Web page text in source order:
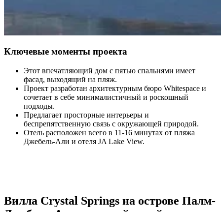
Ключевые моменты проекта
Этот впечатляющий дом с пятью спальнями имеет
фасад, выходящий на пляж.
Проект разработан архитектурным бюро Whitespace и
сочетает в себе минималистичный и роскошный
подходы.
Предлагает просторные интерьеры и
беспрепятственную связь с окружающей природой.
Отель расположен всего в 11-16 минутах от пляжа
Джебель-Али и отеля JA Lake View.
Вилла Crystal Springs на острове Палм-